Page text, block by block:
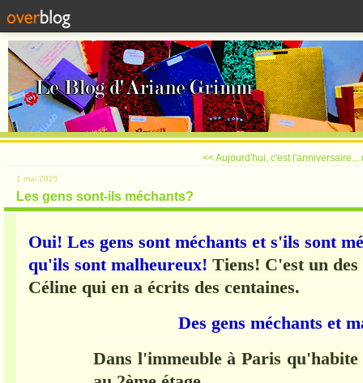
<< Aujourd'hui, c'est l'anniversaire...
1 mai 2025
Les gens sont-ils méchants?
Oui! Les gens sont méchants et s'ils sont
qu'ils sont malheureux! Tiens! C'est un
Céline qui en a écrits des centaines.
Des gens méchants et
Dans l'immeuble à Paris